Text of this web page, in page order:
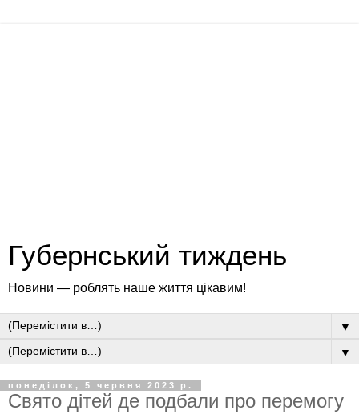
Губернський тиждень
Новини — роблять наше життя цікавим!
▼
▼
понеділок, 5 червня 2023 р.
Свято дітей де подбали про перемогу